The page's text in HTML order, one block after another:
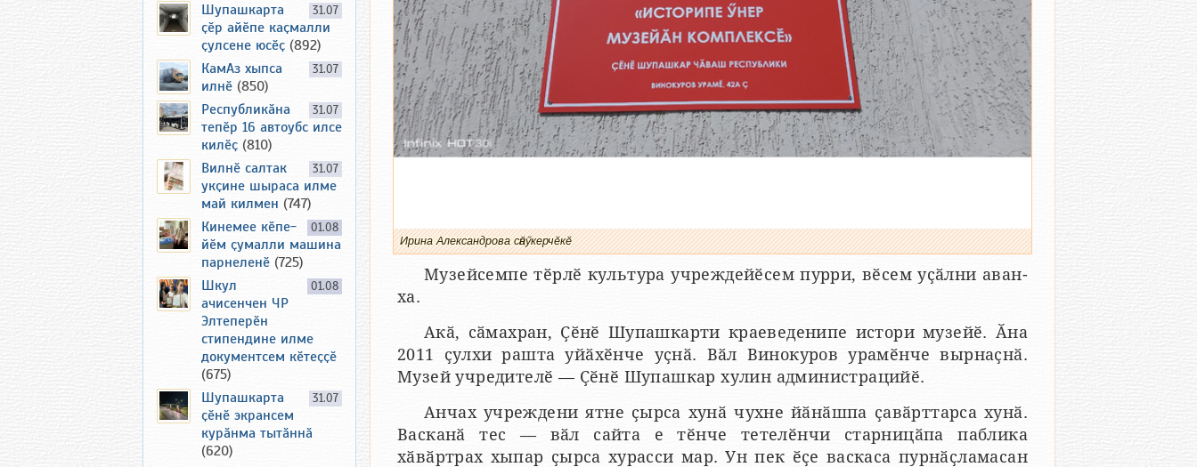
Ирина Александрова сӑнӳкерчӗкӗ
Музейсемпе тӗрлӗ культура учреждейӗсем пурри, вӗсем уҫӑлни аван-
ха.
Акӑ, сӑмахран, Ҫӗнӗ Шупашкарти краеведенипе истори музейӗ. Ӑна
2011 ҫулхи рашта уйӑхӗнче уҫнӑ. Вӑл Винокуров урамӗнче вырнаҫнӑ.
Музей учредителӗ — Ҫӗнӗ Шупашкар хулин администрацийӗ.
Анчах учреждени ятне ҫырса хунӑ чухне йӑнӑшпа ҫавӑрттарса хунӑ.
Васканӑ тес — вӑл сайта е тӗнче тетелӗнчи старницӑпа паблика
хӑвӑртрах хыпар ҫырса хурасси мар. Ун пек ӗҫе васкаса пурнӑҫламасан
31.07
Шупашкарта
ҫӗр айӗпе каҫмалли
ҫулсене юсӗҫ (892)
31.07
КамАз хыпса
илнӗ (850)
31.07
Республикӑна
тепӗр 16 автоубс илсе
килӗҫ (810)
31.07
Вилнӗ салтак
укҫине шыраса илме
май килмен (747)
01.08
Кинемее кӗпе-
йӗм ҫумалли машина
парнеленӗ (725)
01.08
Шкул
ачисенчен ЧР
Элтеперӗн
стипендине илме
документсем кӗтеҫҫӗ
(675)
31.07
Шупашкарта
ҫӗнӗ экрансем
курӑнма тытӑннӑ
(620)